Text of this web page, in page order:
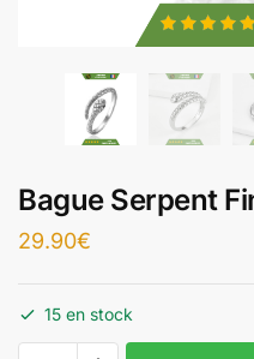
Bague Serpent
29.90€
15 en stock